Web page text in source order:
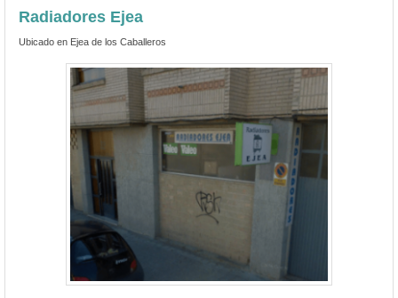
Radiadores Ejea
Ubicado en Ejea de los Caballeros